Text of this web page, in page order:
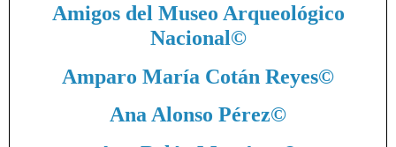
Amigos del Museo Arqueológico
Nacional©
Amparo María Cotán Reyes©
Ana Alonso Pérez©